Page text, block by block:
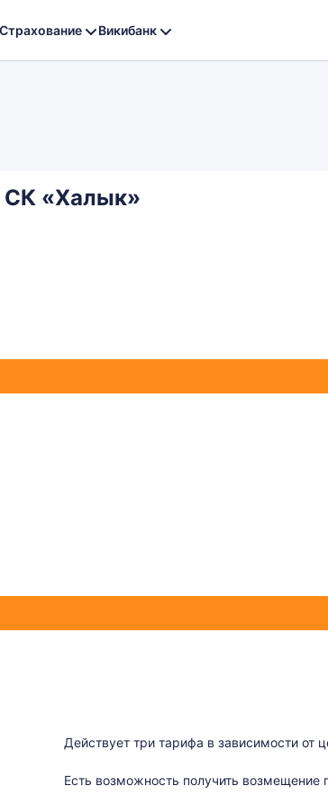
Страхование Викибанк
СК «Халык»
Действует три тарифа в зависимости от
Есть возможность получить возмещение